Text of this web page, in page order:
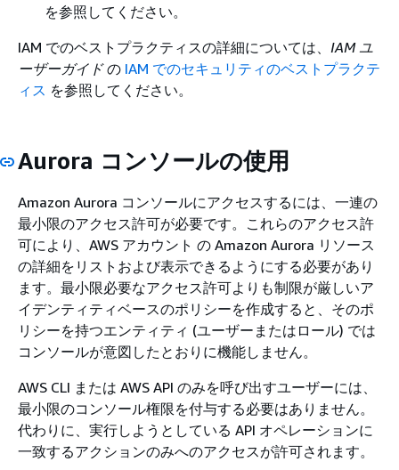
を参照してください。
IAM でのベストプラクティスの詳細については、 IAM ユ
ーザーガイドの IAM でのセキュリティのベストプラクテ
ィス を参照してください。
Aurora コンソールの使用
Amazon Aurora コンソールにアクセスするには、一連の
最小限のアクセス許可が必要です。これらのアクセス許
可により、AWS アカウント の Amazon Aurora リソース
の詳細をリストおよび表示できるようにする必要があり
ます。最小限必要なアクセス許可よりも制限が厳しいア
イデンティティベースのポリシーを作成すると、そのポ
リシーを持つエンティティ (ユーザーまたはロール) では
コンソールが意図したとおりに機能しません。
AWS CLI または AWS API のみを呼び出すユーザーには、
最小限のコンソール権限を付与する必要はありません。
代わりに、実行しようとしている API オペレーションに
一致するアクションのみへのアクセスが許可されます。